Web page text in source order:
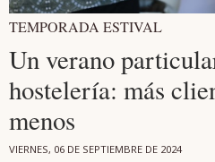
TEMPORADA ESTIVAL
Un verano
hostelería: más
menos
VIERNES, 06 DE SEPTIEMBRE DE 2024